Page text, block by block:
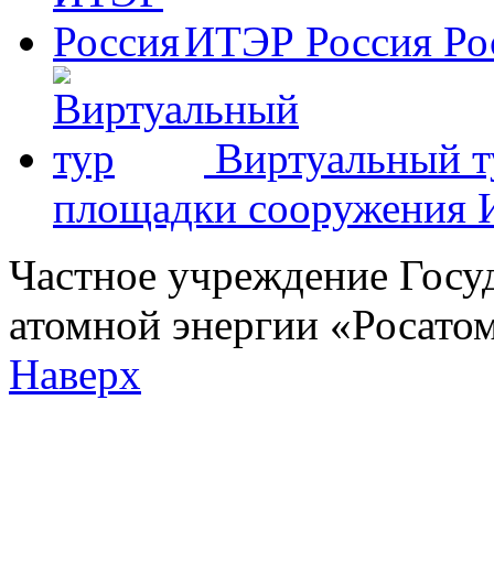
ИТЭР Россия
Виртуальный
площадки
Частное учреждение
атомной энергии
Наверх